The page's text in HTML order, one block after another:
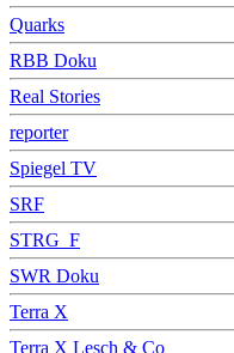
Quarks
RBB Doku
Real Stories
reporter
Spiegel TV
SRF
STRG_F
SWR Doku
Terra X
Terra X Lesch & Co